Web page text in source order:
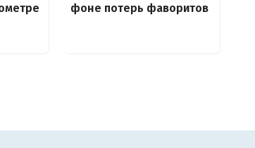
фоне потерь фаворитов